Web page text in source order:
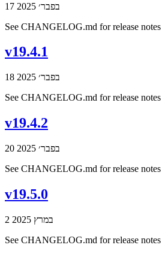
17 בפבר׳ 2025
See CHANGELOG.md for release notes
v19.4.1
18 בפבר׳ 2025
See CHANGELOG.md for release notes
v19.4.2
20 בפבר׳ 2025
See CHANGELOG.md for release notes
v19.5.0
2 במרץ 2025
See CHANGELOG.md for release notes